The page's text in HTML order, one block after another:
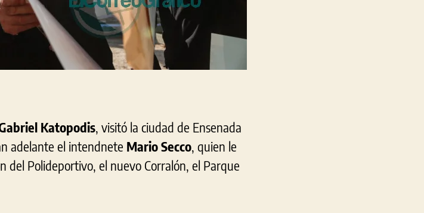
Katopodis , visitó la ciudad de Ensenada
adelante el intendnete Mario Secco , quien le
del Polideportivo, el nuevo Corralón, el Parque